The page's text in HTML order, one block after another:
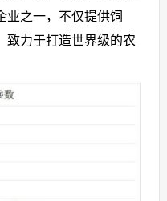
业之一，不仅提供饲
致力于打造世界级的农